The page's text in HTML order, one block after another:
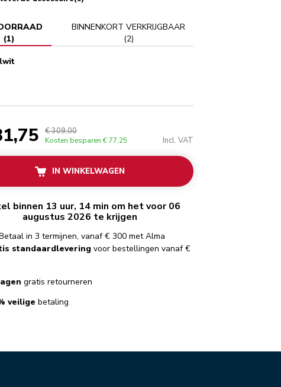
(1)
BINNENKORT VERKRIJGBAAR
(2)
€ 309,00
Kosten besparen € 77,25 Incl. VAT
IN WINKELWAGEN
binnen 13 uur, 14 min om het voor 06
augustus 2026 te krijgen
in 3 termijnen, vanaf € 300 met Alma
standaardlevering voor bestellingen vanaf €
gratis retourneren
veilige betaling